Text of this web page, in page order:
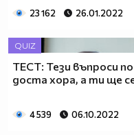
23 162 26.01.2022
QUIZ
ТЕСТ: Тези въпроси
доста хора, а ти ще
4 539 06.10.2022